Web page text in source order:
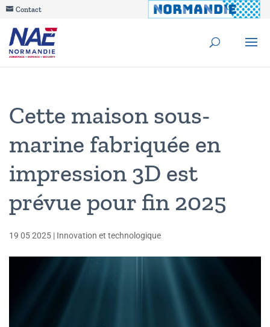
Contact
Cette maison sous-
marine fabriquée en
impression 3D est
prévue pour fin 2025
19 05 2025 | Innovation et technologique